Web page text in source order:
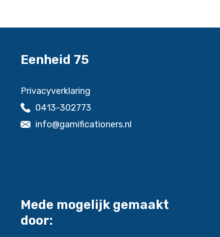
Eenheid 75
Privacyverklaring
0413-302773
info@gamificationers.nl
Mede mogelijk gemaakt
door: